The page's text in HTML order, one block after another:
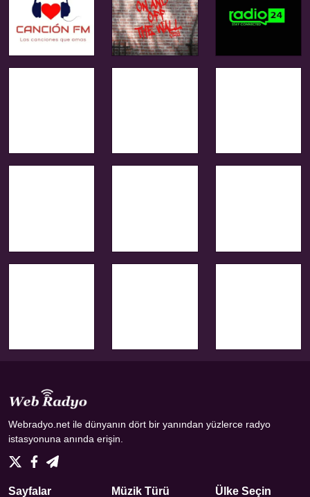
Webradyo.net ile dünyanın dört bir yanından yüzlerce radyo
istasyonuna anında erişin.
Sayfalar Müzik Türü Ülke Seçin